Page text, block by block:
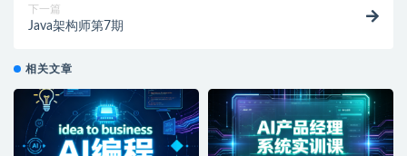
下一篇
Java架构师第7期
相关文章